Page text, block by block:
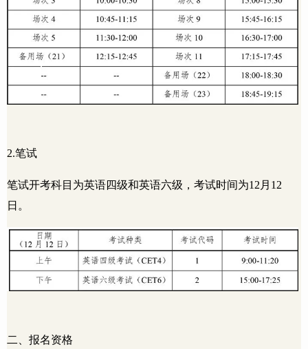
2.笔试
笔试开考科目为英语四级和英语六级，考试时间为12 月 12
日。
二、报名资格